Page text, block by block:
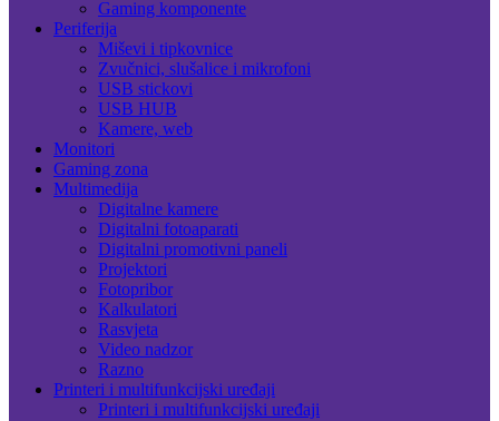
Gaming komponente
Periferija
Miševi i tipkovnice
Zvučnici, slušalice i mikrofoni
USB stickovi
USB HUB
Kamere, web
Monitori
Gaming zona
Multimedija
Digitalne kamere
Digitalni fotoaparati
Digitalni promotivni paneli
Projektori
Fotopribor
Kalkulatori
Rasvjeta
Video nadzor
Razno
Printeri i multifunkcijski uređaji
Printeri i multifunkcijski uređaji